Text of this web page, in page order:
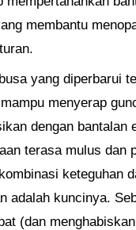
membantu
yang diperbarui
menyerap
dengan bantalan
terasa mulus dan
keteguhan
adalah kuncinya.
(dan